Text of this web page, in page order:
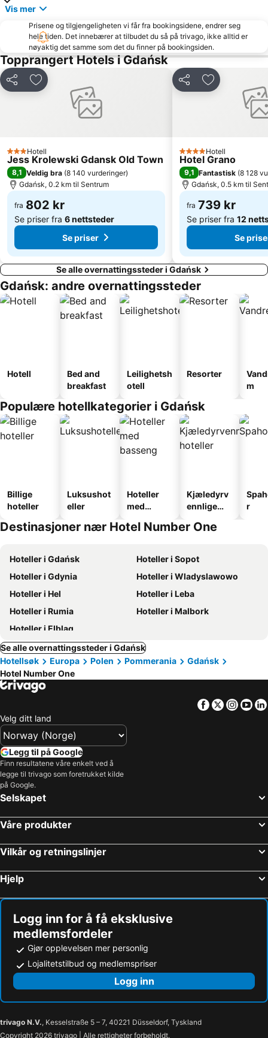
Sopot Festival
Plaża Stogi
Centrum U7
Gdyńska Przystań Jachtowa
Wrzeszcz Dolny
Green Gate
Brama Złota
Molo Gdansk Brzezno
Żabianka
Sopot Lighthouse
Stocznia Gdańsk
Przymorze Małe
Napoli
Dworzec PKP
Stogi
Bohaterów Monte Cassino
Plaża Orłowo
Vis mer
Prisene og tilgjengeligheten vi får fra bookingsidene, endrer seg
hele tiden. Det innebærer at tilbudet du så på trivago, ikke alltid er
nøyaktig det samme som det du finner på bookingsiden.
Topprangert Hotels i Gdańsk
Del Legg til i favoritter
3 Stjerner
Hotell
Jess Krolewski Gdansk Old Town
8,1 Veldig bra (8 140 vurderinger)
Gdańsk, 0.2 km til Sentrum
fra 802 kr
Se priser fra 6 nettsteder
Se priser
Del Legg til i
4 Stjerner
Hotell
Hotel Grano
9,1 Fantastisk (8 128
Gdańsk, 0.5 km til
fra 739 kr
Se priser fra 12
Se
Se alle overnattingssteder i Gdańsk
Gdańsk: andre overnattingssteder
Hotell
Bed and
breakfast
Leilighetsh
otell
Resorter
m
Populære hotellkategorier i Gdańsk
Billige
hoteller
Luksushot
eller
Hoteller
med
Kjæledyrv
ennlige
r
Destinasjoner nær Hotel Number One
Hoteller i Gdańsk
Hoteller i Sopot
Hoteller i Gdynia
Hoteller i Wladyslawowo
Hoteller i Hel
Hoteller i Leba
Hoteller i Rumia
Hoteller i Malbork
Hoteller i Elblag
Se alle overnattingssteder i Gdańsk
Hotellsøk
Europa Polen Pommerania
Gdańsk
Hotel Number One
Facebook
Twitter
Velg ditt land
Legg til på Google
Finn resultatene våre enkelt ved å
legge til trivago som foretrukket kilde
på Google.
Selskapet
Våre produkter
Vilkår og retningslinjer
Hjelp
Logg inn for å få eksklusive
medlemsfordeler
Gjør opplevelsen mer personlig
Lojalitetstilbud og medlemspriser
Logg inn
trivago N.V., Kesselstraße 5 – 7, 40221 Düsseldorf, Tyskland
Copyright 2026 trivago | Alle rettigheter forbeholdt.